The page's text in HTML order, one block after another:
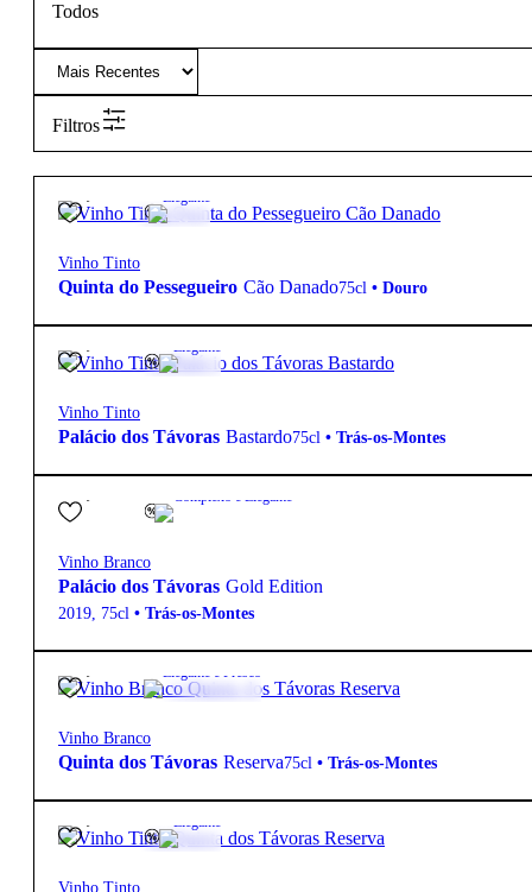
Todos
Filtros
31,15€ Elegante
Vinho Tinto
Quinta do Pessegueiro Cão Danado75cl • Douro
25,15€ Elegante
Vinho Tinto
Palácio dos Távoras Bastardo75cl • Trás-os-Montes
95,10€ Complexo e Elegante
Vinho Branco
Palácio dos Távoras Gold Edition
2019, 75cl • Trás-os-Montes
12,20€ Elegante e Fresco
Vinho Branco
Quinta dos Távoras Reserva75cl • Trás-os-Montes
12,20€ Elegante
Vinho Tinto